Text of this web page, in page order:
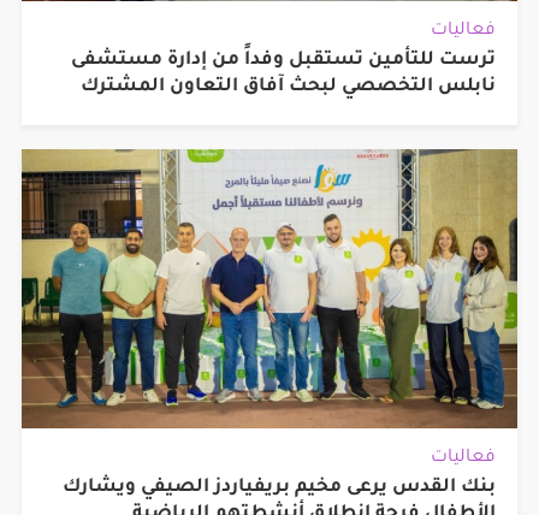
فعاليات
ترست للتأمين تستقبل وفداً من إدارة مستشفى
نابلس التخصصي لبحث آفاق التعاون المشترك
فعاليات
بنك القدس يرعى مخيم بريفياردز الصيفي ويشارك